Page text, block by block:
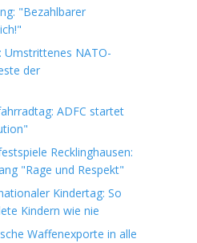
"Bezahlbarer
Umstrittenes NATO-
der
ADFC startet
Recklinghausen:
"Rage und Respekt"
Kindertag: So
Kindern wie nie
Waffenexporte in alle